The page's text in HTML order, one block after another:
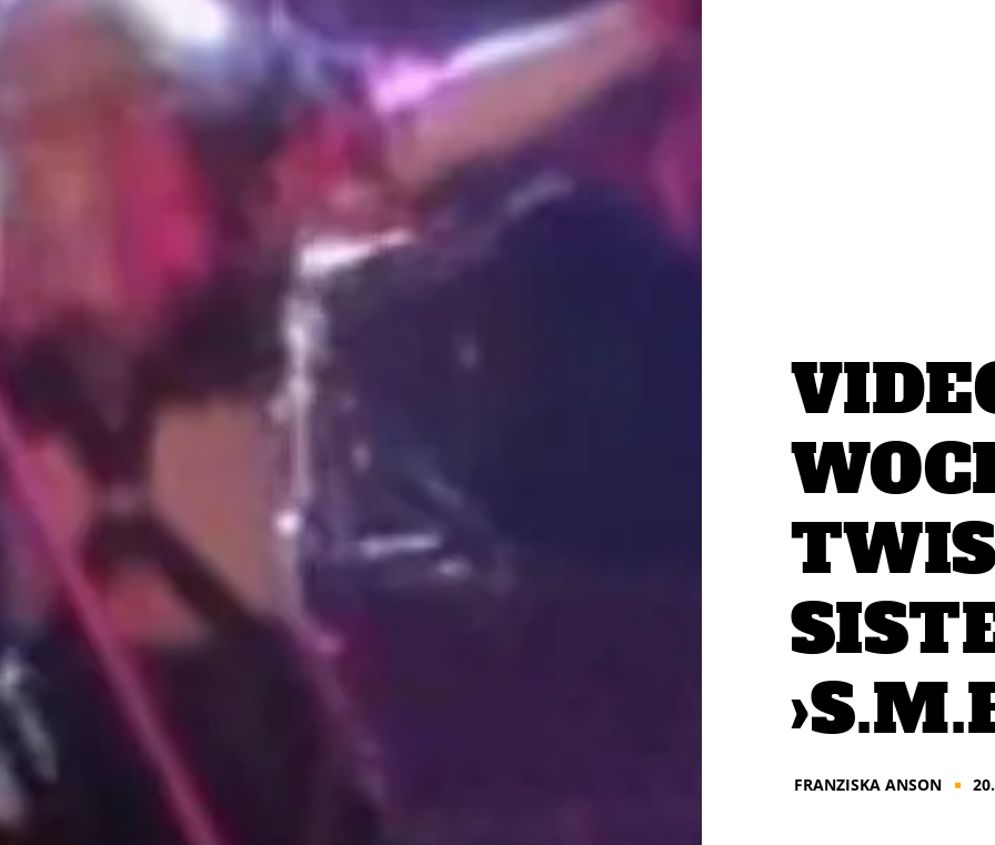
FRANZISKA ANSON ■